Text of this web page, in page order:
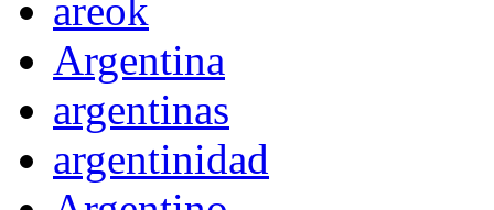
areok
Argentina
argentinas
argentinidad